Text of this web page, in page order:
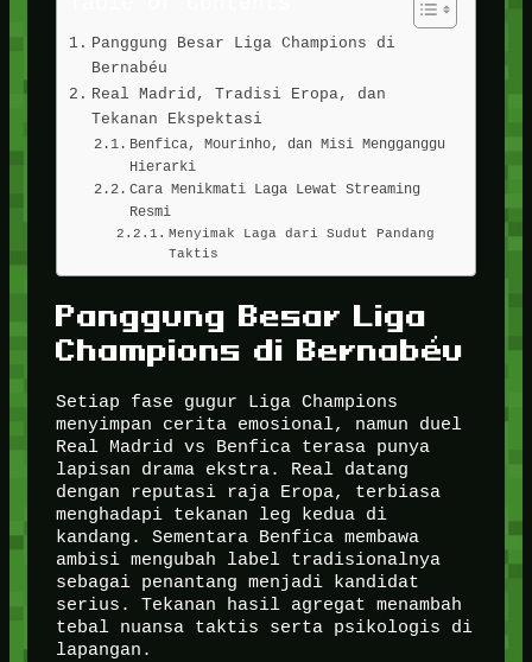
Panggung Besar Liga Champions di
Bernabéu
Real Madrid, Tradisi Eropa, dan
Tekanan Ekspektasi
Benfica, Mourinho, dan Misi Mengganggu
Hierarki
Cara Menikmati Laga Lewat Streaming
Resmi
Menyimak Laga dari Sudut Pandang
Taktis
Panggung Besar Liga
Champions di Bernabéu
Setiap fase gugur Liga Champions
menyimpan cerita emosional, namun duel
Real Madrid vs Benfica terasa punya
lapisan drama ekstra. Real datang
dengan reputasi raja Eropa, terbiasa
menghadapi tekanan leg kedua di
kandang. Sementara Benfica membawa
ambisi mengubah label tradisionalnya
sebagai penantang menjadi kandidat
serius. Tekanan hasil agregat menambah
tebal nuansa taktis serta psikologis di
lapangan.